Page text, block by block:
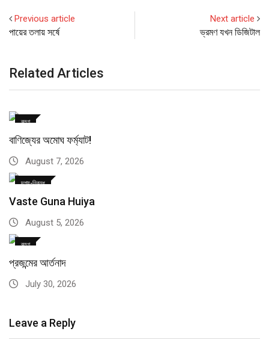
Previous article
পায়ের তলায় সর্ষে
Next article
ভ্রমণ যখন ডিজিটাল
Related Articles
ব্লগ
বাণিজ্যের অমোঘ ফর্ম্যাট!
August 7, 2026
দৃশ্য-নিবন্ধ
Vaste Guna Huiya
August 5, 2026
ব্লগ
প্রজন্মের আর্তনাদ
July 30, 2026
Leave a Reply